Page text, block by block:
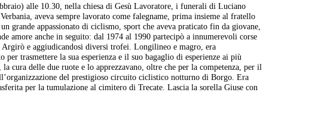
alle 10.30, nella chiesa di Gesù Lavoratore, i funerali di Luciano
aveva sempre lavorato come falegname, prima insieme al fratello
grande appassionato di ciclismo, sport che aveva praticato fin da giovane,
amore anche in seguito: dal 1974 al 1990 partecipò a innumerevoli corse
e aggiudicandosi diversi trofei. Longilineo e magro, era
trasmettere la sua esperienza e il suo bagaglio di esperienze ai più
cura delle due ruote e lo apprezzavano, oltre che per la competenza, per il
del prestigioso circuito ciclistico notturno di Borgo. Era
per la tumulazione al cimitero di Trecate. Lascia la sorella Giuse con